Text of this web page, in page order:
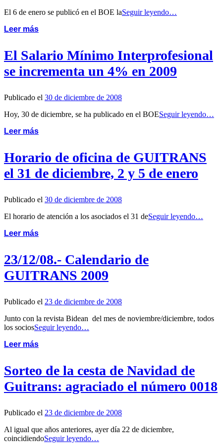
El 6 de enero se publicó en el BOE laSeguir leyendo…
Leer más
El Salario Mínimo Interprofesional
se incrementa un 4% en 2009
Publicado el 30 de diciembre de 2008
Hoy, 30 de diciembre, se ha publicado en el BOESeguir leyendo…
Leer más
Horario de oficina de GUITRANS
el 31 de diciembre, 2 y 5 de enero
Publicado el 30 de diciembre de 2008
El horario de atención a los asociados el 31 deSeguir leyendo…
Leer más
23/12/08.- Calendario de
GUITRANS 2009
Publicado el 23 de diciembre de 2008
Junto con la revista Bidean del mes de noviembre/diciembre, todos
los sociosSeguir leyendo…
Leer más
Sorteo de la cesta de Navidad de
Guitrans: agraciado el número 0018
Publicado el 23 de diciembre de 2008
Al igual que años anteriores, ayer día 22 de diciembre,
coincidiendoSeguir leyendo…